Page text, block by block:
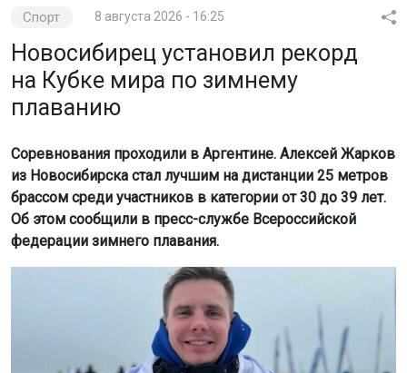
Спорт 8 августа 2026 - 16:25
Новосибирец установил рекорд
на Кубке мира по зимнему
плаванию
Соревнования проходили в Аргентине. Алексей Жарков
из Новосибирска стал лучшим на дистанции 25 метров
брассом среди участников в категории от 30 до 39 лет.
Об этом сообщили в пресс-службе Всероссийской
федерации зимнего плавания.